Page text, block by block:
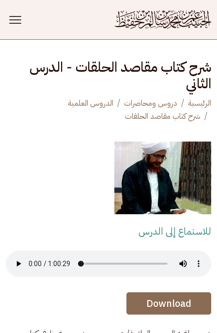
شرح كتاب مقاصد الحلقات - الدرس
الثاني
الرئيسية دروس ومحاضرات
الدروس العلمية
شرح كتاب مقاصد الحلقات
للاستماع إلى الدرس
Audio Stream
Audio Stream
Download